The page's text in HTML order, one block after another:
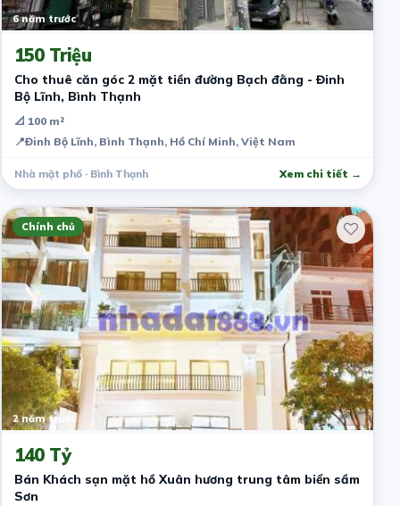
6 năm trước
150 Triệu
Cho thuê căn góc 2 mặt tiền đường Bạch đằng - Đinh
Bộ Lĩnh, Bình Thạnh
📐 100 m²
📍Đinh Bộ Lĩnh, Bình Thạnh, Hồ Chí Minh, Việt Nam
Nhà mặt phố · Bình Thạnh Xem chi tiết →
Chính chủ
2 năm trước
140 Tỷ
Bán Khách sạn mặt hồ Xuân hương trung tâm biển sầm
Sơn